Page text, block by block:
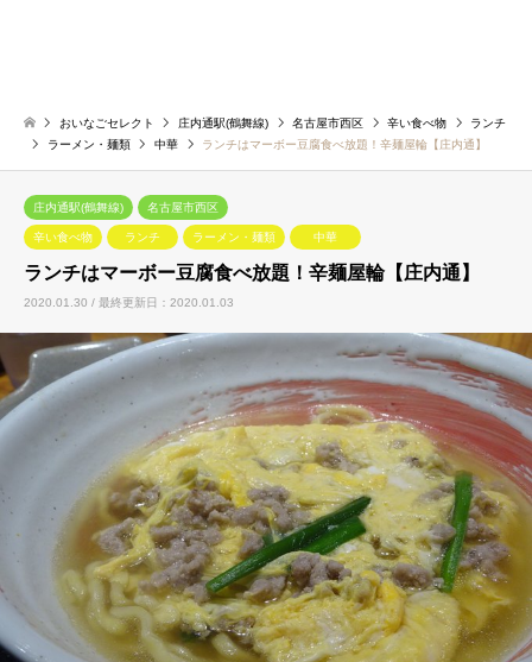
おいなごセレクト 庄内通駅(鶴舞線) 名古屋市西区 辛い食べ物
ランチ
ラーメン・麺類
中華 ランチはマーボー豆腐食べ放題！辛麺屋輪【庄内通】
庄内通駅(鶴舞線) 名古屋市西区
辛い食べ物 ランチ ラーメン・麺類 中華
ランチはマーボー豆腐食べ放題！辛麺屋輪【庄内通】
2020.01.30 / 最終更新日：2020.01.03